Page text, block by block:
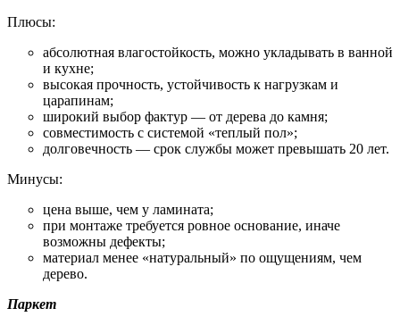
Плюсы:
абсолютная влагостойкость, можно укладывать в ванной
и кухне;
высокая прочность, устойчивость к нагрузкам и
царапинам;
широкий выбор фактур — от дерева до камня;
совместимость с системой «теплый пол»;
долговечность — срок службы может превышать 20 лет.
Минусы:
цена выше, чем у ламината;
при монтаже требуется ровное основание, иначе
возможны дефекты;
материал менее «натуральный» по ощущениям, чем
дерево.
Паркет